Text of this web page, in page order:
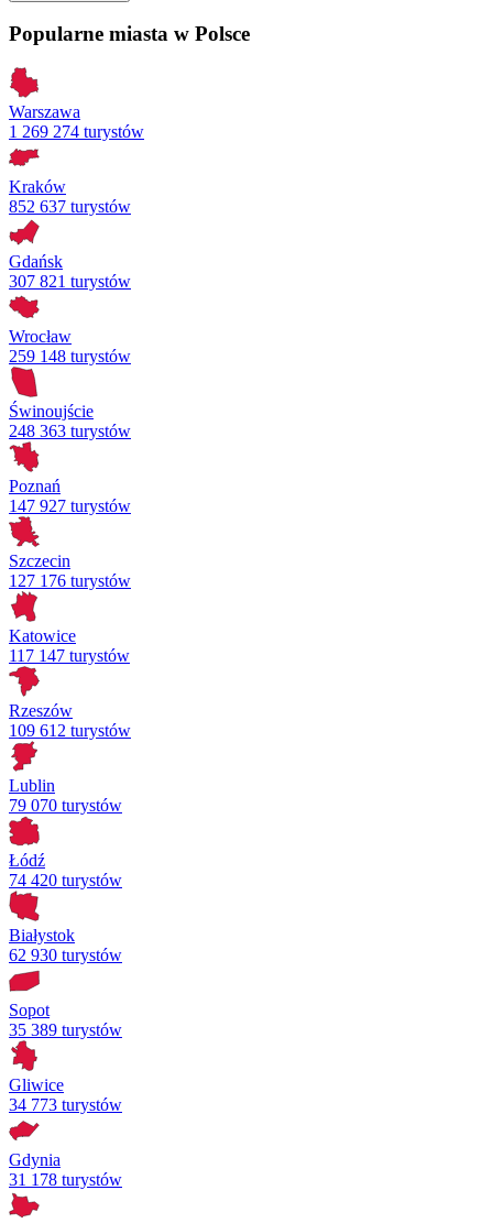
Popularne miasta w Polsce
Warszawa
1 269 274 turystów
Kraków
852 637 turystów
Gdańsk
307 821 turystów
Wrocław
259 148 turystów
Świnoujście
248 363 turystów
Poznań
147 927 turystów
Szczecin
127 176 turystów
Katowice
117 147 turystów
Rzeszów
109 612 turystów
Lublin
79 070 turystów
Łódź
74 420 turystów
Białystok
62 930 turystów
Sopot
35 389 turystów
Gliwice
34 773 turystów
Gdynia
31 178 turystów